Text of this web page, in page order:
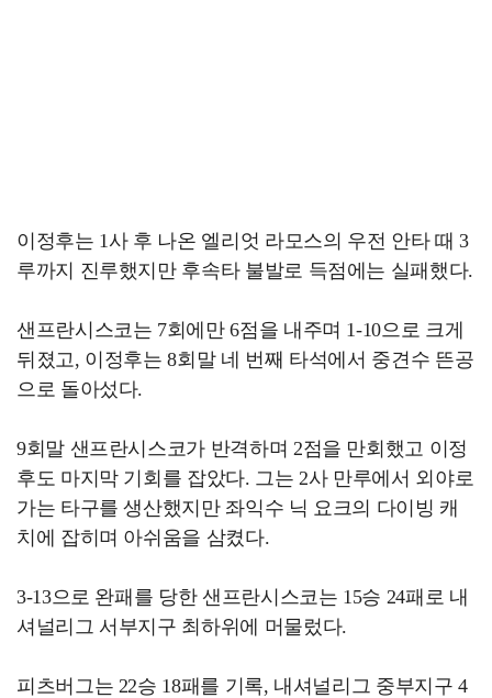
이정후는 1사 후 나온 엘리엇 라모스의 우전 안타 때 3
루까지 진루했지만 후속타 불발로 득점에는 실패했다.
샌프란시스코는 7회에만 6점을 내주며 1-10으로 크게
뒤졌고, 이정후는 8회말 네 번째 타석에서 중견수 뜬공
으로 돌아섰다.
9회말 샌프란시스코가 반격하며 2점을 만회했고 이정
후도 마지막 기회를 잡았다. 그는 2사 만루에서 외야로
가는 타구를 생산했지만 좌익수 닉 요크의 다이빙 캐
치에 잡히며 아쉬움을 삼켰다.
3-13으로 완패를 당한 샌프란시스코는 15승 24패로 내
셔널리그 서부지구 최하위에 머물렀다.
피츠버그는 22승 18패를 기록, 내셔널리그 중부지구 4